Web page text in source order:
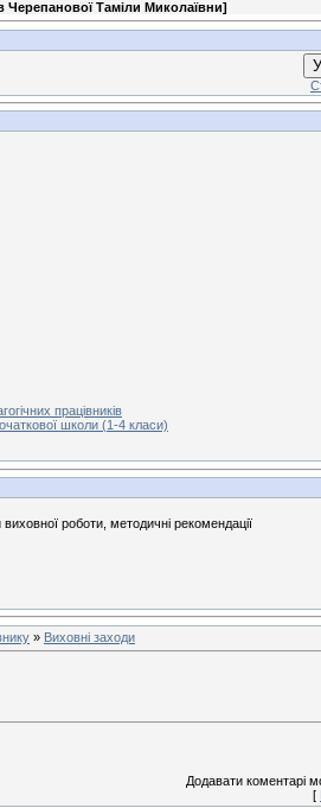
Черепанової Таміли Миколаївни]
працівників
школи (1-4 класи)
роботи, методичні рекомендації
» Виховні заходи
Додавати коментарі
[